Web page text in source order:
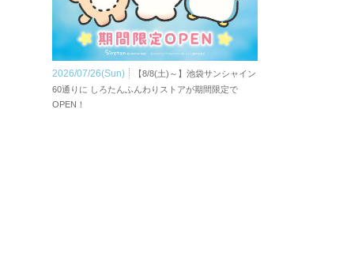
2026/07/26(Sun)
【8/8(土)～】池袋サンシャイン
60通りに しろたんふんわりストアが期間限定で
OPEN！